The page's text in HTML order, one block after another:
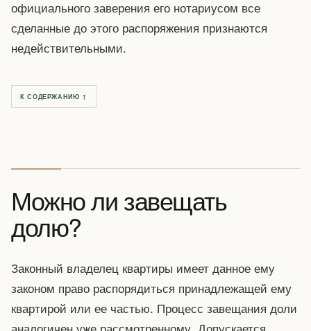
официального заверения его нотариусом все
сделанные до этого распоряжения признаются
недействительными.
К СОДЕРЖАНИЮ ↑
Можно ли завещать
долю?
Законный владелец квартиры имеет данное ему
законом право распорядиться принадлежащей ему
квартирой или ее частью. Процесс завещания доли